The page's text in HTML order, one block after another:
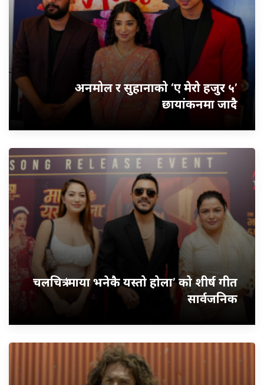
अनमोल र सुहानाको ‘ए मेरो हजुर ५’
छायांकनमा जादै
चलचित्र ‘माया भनेकै यस्तो होला’ को शीर्ष गीत
सार्वजनिक